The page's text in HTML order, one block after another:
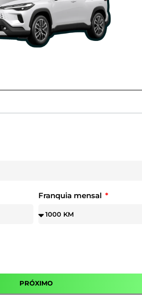
Franquia mensal
PRÓXIMO